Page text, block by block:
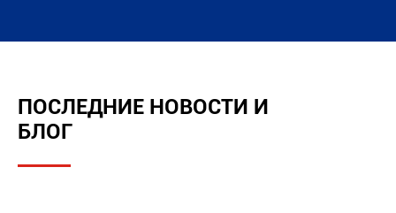
ПОСЛЕДНИЕ НОВОСТИ И
БЛОГ